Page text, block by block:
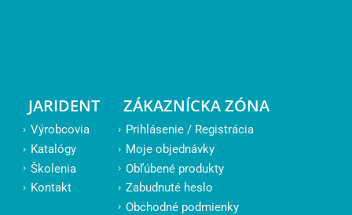
JARIDENT
Výrobcovia
Katalógy
Školenia
Kontakt
ZÁKAZNÍCKA ZÓNA
Prihlásenie / Registrácia
Moje objednávky
Obľúbené produkty
Zabudnuté heslo
Obchodné podmienky